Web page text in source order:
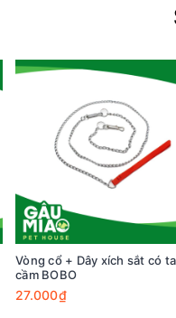
Vòng cổ + Dây xích sắt có
cầm BOBO
27.000₫